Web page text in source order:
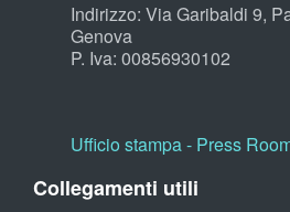
Indirizzo: Via Garibaldi 9,
Genova
P. Iva: 00856930102
Ufficio stampa - Press
Collegamenti utili